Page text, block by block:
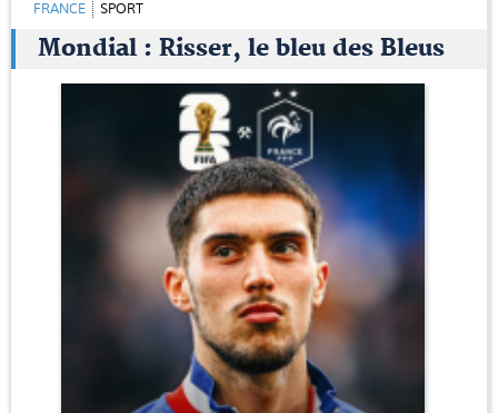
FRANCE SPORT
Mondial : Risser, le bleu des Bleus